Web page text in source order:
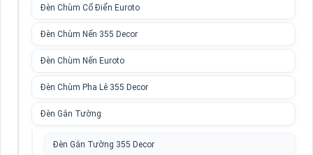
Đèn Chùm Cổ Điển Euroto
Đèn Chùm Nến 355 Decor
Đèn Chùm Nến Euroto
Đèn Chùm Pha Lê 355 Decor
Đèn Gắn Tường
Đèn Gắn Tường 355 Decor